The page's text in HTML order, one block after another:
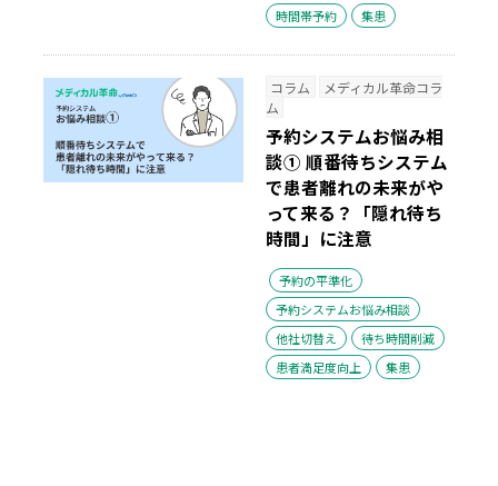
時間帯予約 集患
コラム
メディカル革命コラ
ム
予約システムお悩み相
談① 順番待ちシステム
で患者離れの未来がや
って来る？「隠れ待ち
時間」に注意
予約の平準化
予約システムお悩み相談
他社切替え
待ち時間削減
患者満足度向上
集患